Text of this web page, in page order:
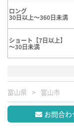
ロング
30日以上～360日未満
ショート【7日以上】
～30日未満
富山県 富山市
お問合わ